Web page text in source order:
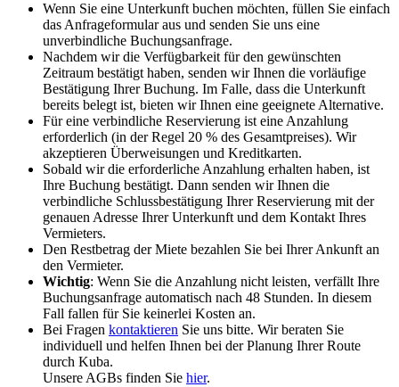
Wenn Sie eine Unterkunft buchen möchten, füllen Sie einfach
das Anfrageformular aus und senden Sie uns eine
unverbindliche Buchungsanfrage.
Nachdem wir die Verfügbarkeit für den gewünschten
Zeitraum bestätigt haben, senden wir Ihnen die vorläufige
Bestätigung Ihrer Buchung. Im Falle, dass die Unterkunft
bereits belegt ist, bieten wir Ihnen eine geeignete Alternative.
Für eine verbindliche Reservierung ist eine Anzahlung
erforderlich (in der Regel 20 % des Gesamtpreises). Wir
akzeptieren Überweisungen und Kreditkarten.
Sobald wir die erforderliche Anzahlung erhalten haben, ist
Ihre Buchung bestätigt. Dann senden wir Ihnen die
verbindliche Schlussbestätigung Ihrer Reservierung mit der
genauen Adresse Ihrer Unterkunft und dem Kontakt Ihres
Vermieters.
Den Restbetrag der Miete bezahlen Sie bei Ihrer Ankunft an
den Vermieter.
Wichtig: Wenn Sie die Anzahlung nicht leisten, verfällt Ihre
Buchungsanfrage automatisch nach 48 Stunden. In diesem
Fall fallen für Sie keinerlei Kosten an.
Bei Fragen kontaktieren Sie uns bitte. Wir beraten Sie
individuell und helfen Ihnen bei der Planung Ihrer Route
durch Kuba.
Unsere AGBs finden Sie hier.